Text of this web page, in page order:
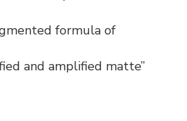
formula of
and amplified matte”